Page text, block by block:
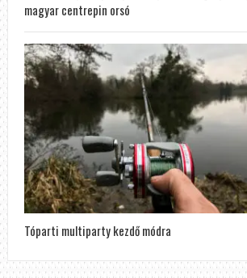
magyar centrepin orsó
Tóparti multiparty kezdő módra